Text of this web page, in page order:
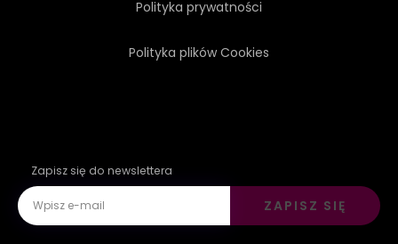
Polityka prywatności
Polityka plików Cookies
Zapisz się do newslettera
ZAPISZ SIĘ